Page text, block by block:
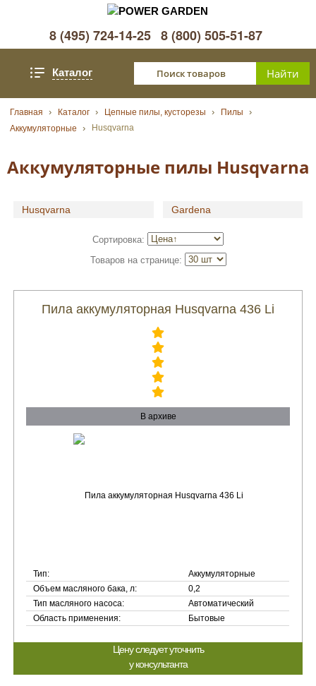
8 (495) 724-14-25 8 (800) 505-51-87
Каталог
Главная Каталог Цепные пилы, кусторезы
Пилы
Аккумуляторные
Husqvarna
Аккумуляторные пилы Husqvarna
Husqvarna Gardena
Сортировка:
Товаров на странице:
Пила аккумуляторная Husqvarna 436 Li
В архиве
Тип:
Аккумуляторные
Объем масляного бака, л:
0,2
Тип масляного насоса:
Автоматический
Область применения:
Бытовые
Цену следует уточнить
у консультанта